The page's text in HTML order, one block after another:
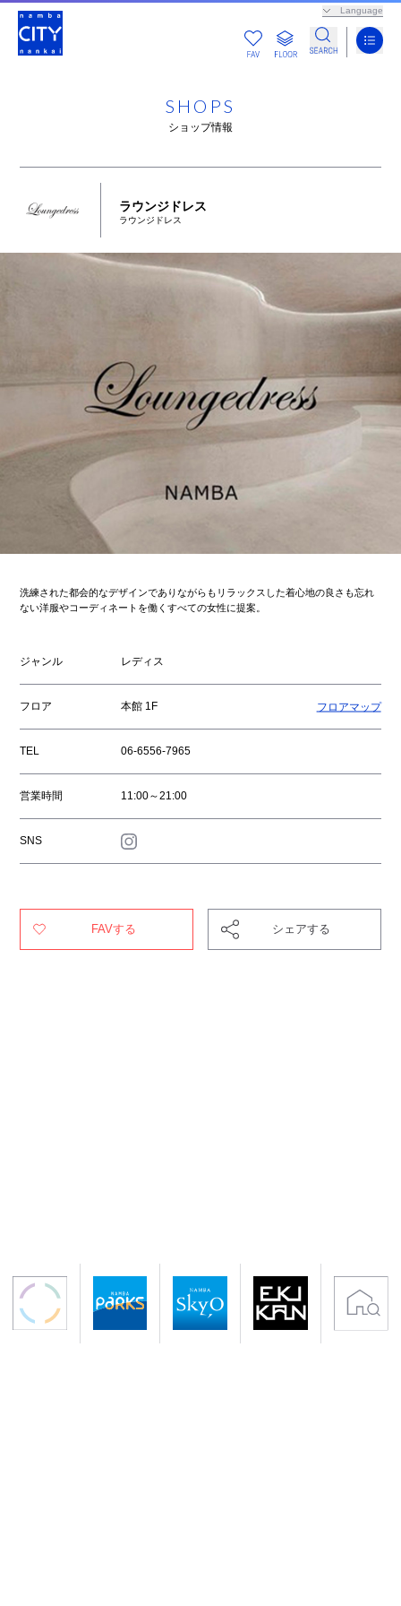
Language
SHOPS
ショップ情報
ラウンジドレス
ラウンジドレス
洗練された都会的なデザインでありながらもリラックスした着心地の良さも忘れ
ない洋服やコーディネートを働くすべての女性に提案。
ジャンル レディス
フロア 本館 1F フロアマップ
TEL 06-6556-7965
営業時間 11:00～21:00
SNS
FAVする シェアする